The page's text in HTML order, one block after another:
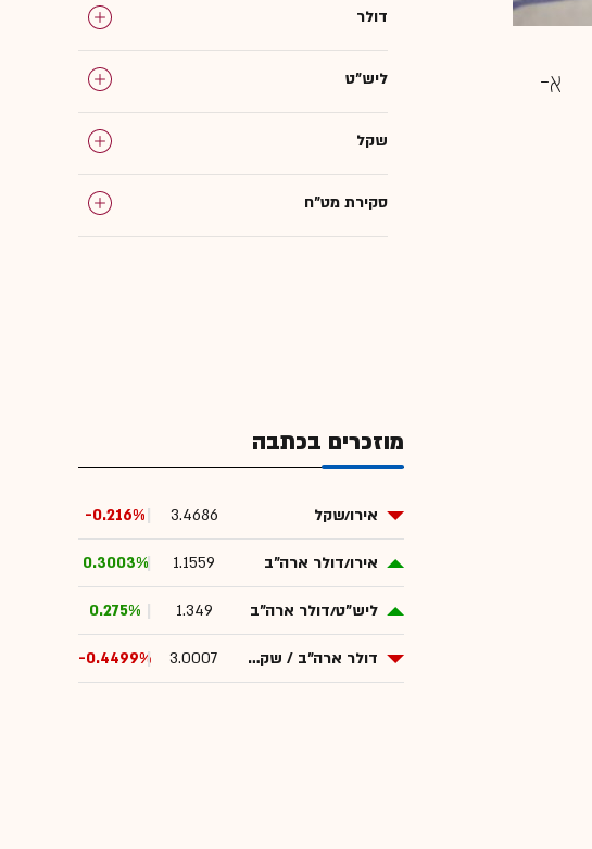
דולר
ליש"ט
שקל
סקירת מט"ח
מוזכרים בכתבה
אירו/שקל 3.4686
-0.216%
אירו/דולר ארה"ב 1.1559
0.3003%
ליש"ט/דולר ארה"ב 1.349
0.275%
דולר ארה"ב / שקל ישראלי 3.0007
-0.4499%